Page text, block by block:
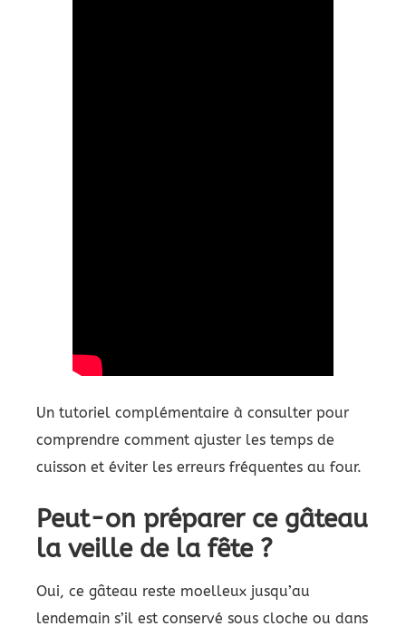
Un tutoriel complémentaire à consulter pour
comprendre comment ajuster les temps de
cuisson et éviter les erreurs fréquentes au four.
Peut-on préparer ce gâteau
la veille de la fête ?
Oui, ce gâteau reste moelleux jusqu’au
lendemain s’il est conservé sous cloche ou dans